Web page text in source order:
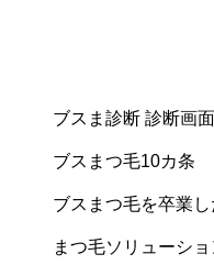
ブスま診断 診断画面
ブスまつ毛10カ条
ブスまつ毛を卒業
まつ毛ソリューシ